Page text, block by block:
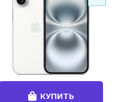
КУПИТЬ